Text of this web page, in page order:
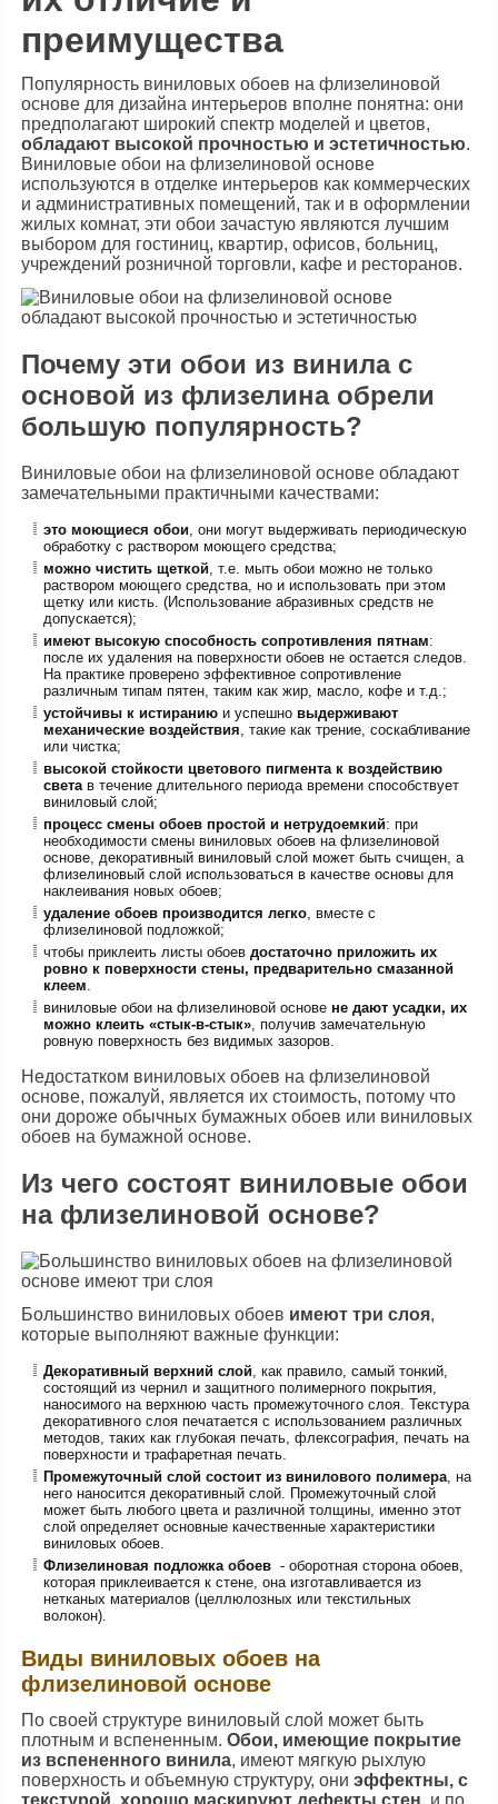
преимущества
Популярность виниловых обоев на флизелиновой
основе для дизайна интерьеров вполне понятна: они
предполагают широкий спектр моделей и цветов,
обладают высокой прочностью и эстетичностью.
Виниловые обои на флизелиновой основе
используются в отделке интерьеров как коммерческих
и административных помещений, так и в оформлении
жилых комнат, эти обои зачастую являются лучшим
выбором для гостиниц, квартир, офисов, больниц,
учреждений розничной торговли, кафе и ресторанов.
Почему эти обои из винила с
основой из флизелина обрели
большую популярность?
Виниловые обои на флизелиновой основе обладают
замечательными практичными качествами:
это моющиеся обои, они могут выдерживать периодическую
обработку с раствором моющего средства;
можно чистить щеткой, т.е. мыть обои можно не только
раствором моющего средства, но и использовать при этом
щетку или кисть. (Использование абразивных средств не
допускается);
имеют высокую способность сопротивления пятнам:
после их удаления на поверхности обоев не остается следов.
На практике проверено эффективное сопротивление
различным типам пятен, таким как жир, масло, кофе и т.д.;
устойчивы к истиранию и успешно выдерживают
механические воздействия, такие как трение, соскабливание
или чистка;
высокой стойкости цветового пигмента к воздействию
света в течение длительного периода времени способствует
виниловый слой;
процесс смены обоев простой и нетрудоемкий: при
необходимости смены виниловых обоев на флизелиновой
основе, декоративный виниловый слой может быть счищен, а
флизелиновый слой использоваться в качестве основы для
наклеивания новых обоев;
удаление обоев производится легко, вместе с
флизелиновой подложкой;
чтобы приклеить листы обоевдостаточно приложить их
ровно к поверхности стены, предварительно смазанной
клеем.
виниловые обои на флизелиновой основе не дают усадки, их
можно клеить «стык-в-стык», получив замечательную
ровную поверхность без видимых зазоров.
Недостатком виниловых обоев на флизелиновой
основе, пожалуй, является их стоимость, потому что
они дороже обычных бумажных обоев или виниловых
обоев на бумажной основе.
Из чего состоят виниловые обои
на флизелиновой основе?
Большинство виниловых обоев имеют три слоя,
которые выполняют важные функции:
Декоративный верхний слой, как правило, самый тонкий,
состоящий из чернил и защитного полимерного покрытия,
наносимого на верхнюю часть промежуточного слоя. Текстура
декоративного слоя печатается с использованием различных
методов, таких как глубокая печать, флексография, печать на
поверхности и трафаретная печать.
Промежуточный слой состоит из винилового полимера, на
него наносится декоративный слой. Промежуточный слой
может быть любого цвета и различной толщины, именно этот
слой определяет основные качественные характеристики
виниловых обоев.
Флизелиновая подложка обоев - оборотная сторона обоев,
которая приклеивается к стене, она изготавливается из
нетканых материалов (целлюлозных или текстильных
волокон).
Виды виниловых обоев на
флизелиновой основе
По своей структуре виниловый слой может быть
плотным и вспененным.Обои, имеющие покрытие
из вспененного винила, имеют мягкую рыхлую
поверхность и объемную структуру, ониэффектны, с
текстурой, хорошо маскируют дефекты стен, и по